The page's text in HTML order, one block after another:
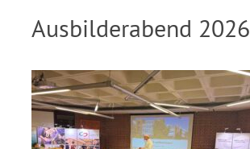
Ausbilderabend 2026